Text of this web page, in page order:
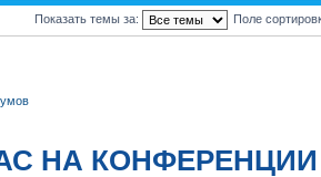
Показать темы за: Поле
НА КОНФЕРЕНЦИИ